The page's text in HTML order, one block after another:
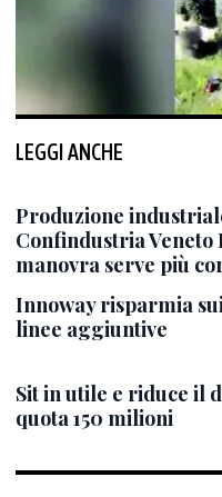
LEGGI ANCHE
Produzione
Confindustria Veneto
manovra serve più
Innoway risparmia
linee aggiuntive
Sit in utile e riduce il
quota 150 milioni